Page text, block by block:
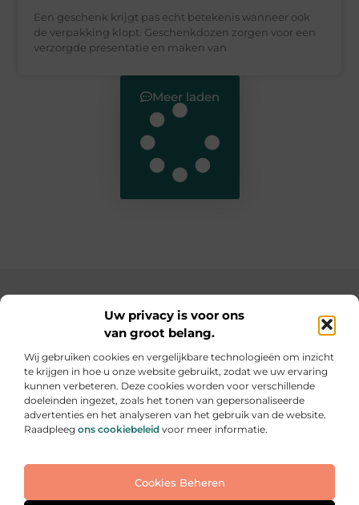
Uw privacy is voor ons
van groot belang.
Wij gebruiken cookies en vergelijkbare technologieën om inzicht
te krijgen in hoe u onze website gebruikt, zodat we uw ervaring
kunnen verbeteren. Deze cookies worden voor verschillende
doeleinden ingezet, zoals het tonen van gepersonaliseerde
advertenties en het analyseren van het gebruik van de website.
Raadpleeg ons cookiebeleid voor meer informatie.
Cookies Beheren
Een geschenk krijgt pas echt betekenis wanneer ook
de verpakking klopt. Geschenkdozen zorgen voor een
verzorgde presentatie en maken van
Meer laden
Elke dag iets nieuws op informe-toit.be
Praktische tips, slimme ideeën en boeiende verhalen
voor jouw dagelijks leven.